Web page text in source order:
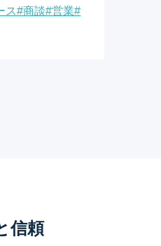
ス#商談#営業#
信頼